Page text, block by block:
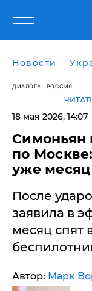
Новости
ДИАЛОГ РОССИЯ
18 мая 2026, 14:07
Симоньян
по
уже месяц
После
заявила в
месяц спят
Автор: Марк